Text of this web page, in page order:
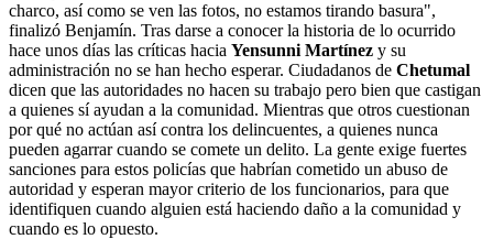
charco, así como se ven las fotos, no estamos tirando basura",
finalizó Benjamín. Tras darse a conocer la historia de lo ocurrido
hace unos días las críticas hacia Yensunni Martínez y su
administración no se han hecho esperar. Ciudadanos de Chetumal
dicen que las autoridades no hacen su trabajo pero bien que castigan
a quienes sí ayudan a la comunidad. Mientras que otros cuestionan
por qué no actúan así contra los delincuentes, a quienes nunca
pueden agarrar cuando se comete un delito. La gente exige fuertes
sanciones para estos policías que habrían cometido un abuso de
autoridad y esperan mayor criterio de los funcionarios, para que
identifiquen cuando alguien está haciendo daño a la comunidad y
cuando es lo opuesto.